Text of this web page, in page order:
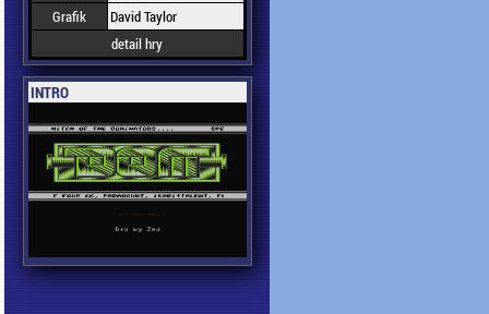
Grafik
David Taylor
detail hry
INTRO